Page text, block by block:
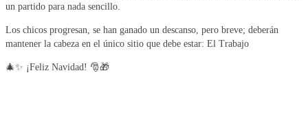
un partido para nada sencillo.
Los chicos progresan, se han ganado un descanso, pero breve; deberán
mantener la cabeza en el único sitio que debe estar: El Trabajo
🎄✨ ¡Feliz Navidad! 🎅🎁